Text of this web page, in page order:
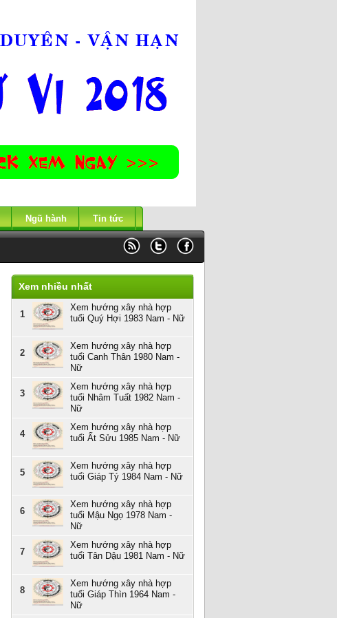
Ngũ hành Tin tức
Xem nhiều nhất
1
Xem hướng xây nhà hợp
tuổi Quý Hợi 1983 Nam - Nữ
2
Xem hướng xây nhà hợp
tuổi Canh Thân 1980 Nam -
Nữ
3
Xem hướng xây nhà hợp
tuổi Nhâm Tuất 1982 Nam -
Nữ
4
Xem hướng xây nhà hợp
tuổi Ất Sửu 1985 Nam - Nữ
5
Xem hướng xây nhà hợp
tuổi Giáp Tý 1984 Nam - Nữ
6
Xem hướng xây nhà hợp
tuổi Mậu Ngọ 1978 Nam -
Nữ
7
Xem hướng xây nhà hợp
tuổi Tân Dậu 1981 Nam - Nữ
8
Xem hướng xây nhà hợp
tuổi Giáp Thìn 1964 Nam -
Nữ